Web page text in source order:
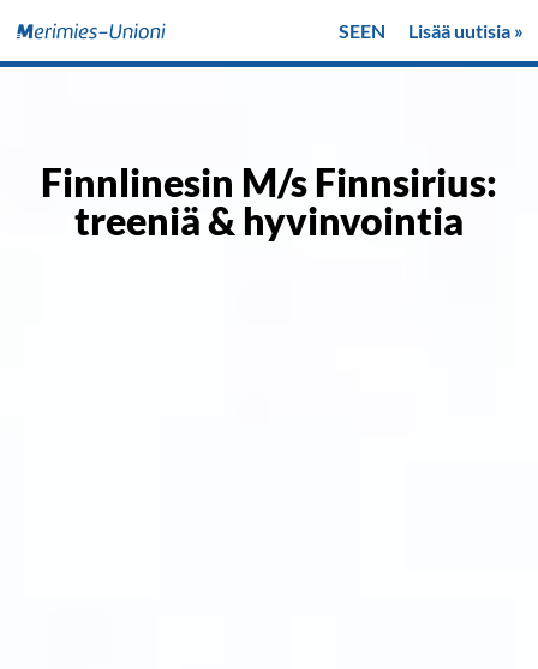
SEEN Lisää uutisia »
Finnlinesin M/s Finnsirius:
treeniä & hyvinvointia